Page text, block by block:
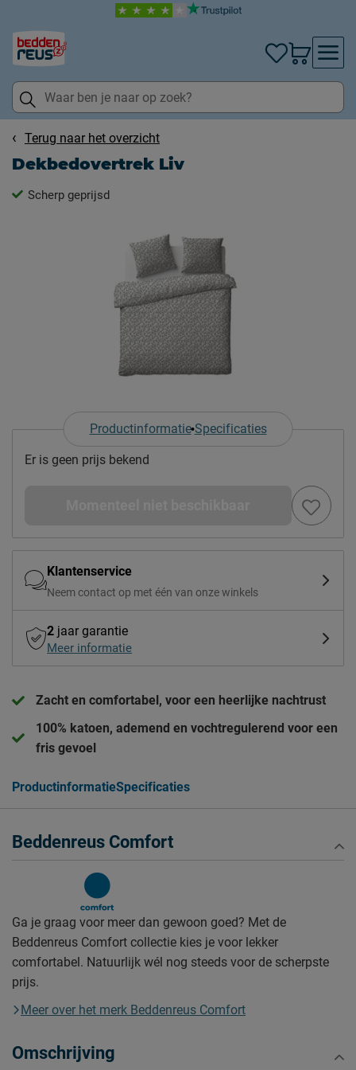
Terug naar het overzicht
Dekbedovertrek Liv
Scherp geprijsd
Productinformatie Specificaties
Er is geen prijs bekend
Klantenservice
Neem contact op met één van onze winkels
2 jaar garantie
Meer informatie
Zacht en comfortabel, voor een heerlijke nachtrust
100% katoen, ademend en vochtregulerend voor een
fris gevoel
ProductinformatieSpecificaties
Beddenreus Comfort
Ga je graag voor meer dan gewoon goed? Met de
Beddenreus Comfort collectie kies je voor lekker
comfortabel. Natuurlijk wél nog steeds voor de scherpste
prijs.
Meer over het merk Beddenreus Comfort
Omschrijving